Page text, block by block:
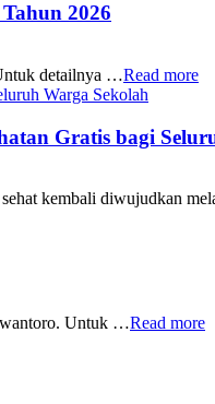
2026
detailnya …Read more
Gratis bagi
kembali diwujudkan
Untuk …Read more